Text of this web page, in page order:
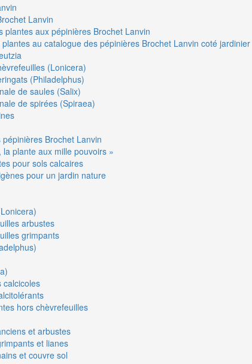
Lanvin
plantes aux pépinières Brochet Lanvin
au catalogue des pépinières Brochet Lanvin coté jardinier
(Lonicera)
(Philadelphus)
de saules (Salix)
de spirées (Spiraea)
Brochet Lanvin
la plante aux mille pouvoirs »
pour sols calcaires
pour un jardin nature
arbustes
grimpants
calcicoles
hors chèvrefeuilles
et arbustes
et lianes
et couvre sol